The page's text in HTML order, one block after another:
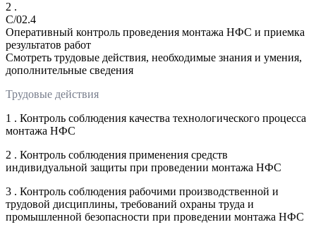
2 .
C/02.4
Оперативный контроль проведения монтажа НФС и приемка
результатов работ
Смотреть трудовые действия, необходимые знания и умения,
дополнительные сведения
Трудовые действия
1 . Контроль соблюдения качества технологического процесса
монтажа НФС
2 . Контроль соблюдения применения средств
индивидуальной защиты при проведении монтажа НФС
3 . Контроль соблюдения рабочими производственной и
трудовой дисциплины, требований охраны труда и
промышленной безопасности при проведении монтажа НФС